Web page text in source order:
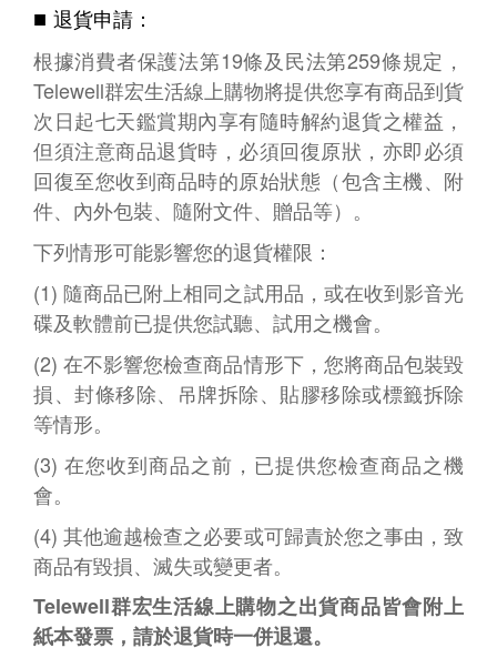
■ 退貨申請：
根據消費者保護法第19條及民法第259條規定，
Telewell群宏生活線上購物將提供您享有商品到貨
次日起七天鑑賞期內享有隨時解約退貨之權益，
但須注意商品退貨時，必須回復原狀，亦即必須
回復至您收到商品時的原始狀態（包含主機、附
件、內外包裝、隨附文件、贈品等）。
下列情形可能影響您的退貨權限：
(1) 隨商品已附上相同之試用品，或在收到影音光
碟及軟體前已提供您試聽、試用之機會。
(2) 在不影響您檢查商品情形下，您將商品包裝毀
損、封條移除、吊牌拆除、貼膠移除或標籤拆除
等情形。
(3) 在您收到商品之前，已提供您檢查商品之機
會。
(4) 其他逾越檢查之必要或可歸責於您之事由，致
商品有毀損、滅失或變更者。
Telewell群宏生活線上購物之出貨商品皆會附上
紙本發票，請於退貨時一併退還。